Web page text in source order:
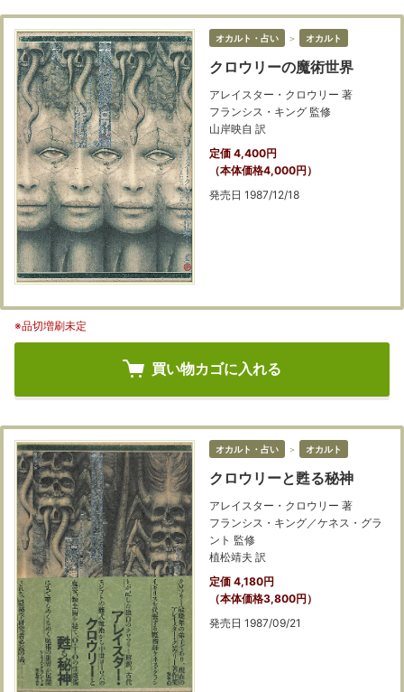
オカルト・占い ＞ オカルト
クロウリーの魔術世界
アレイスター・クロウリー 著
フランシス・キング 監修
山岸映自 訳
定価 4,400円
（本体価格4,000円）
発売日 1987/12/18
※品切増刷未定
買い物カゴに入れる
オカルト・占い ＞ オカルト
クロウリーと甦る秘神
アレイスター・クロウリー 著
フランシス・キング／ケネス・グラ
ント 監修
植松靖夫 訳
定価 4,180円
（本体価格3,800円）
発売日 1987/09/21